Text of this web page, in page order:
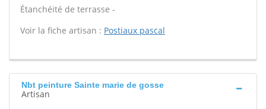
Étanchéité de terrasse -
Voir la fiche artisan : Postiaux pascal
Nbt peinture Sainte marie de gosse
Artisan